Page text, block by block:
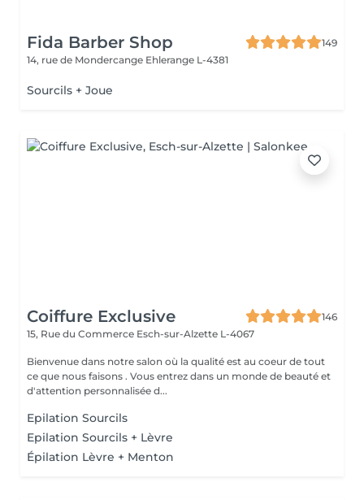
Fida Barber Shop
149
14, rue de Mondercange Ehlerange L-4381
Sourcils + Joue
Coiffure Exclusive
146
15, Rue du Commerce Esch-sur-Alzette L-4067
Bienvenue dans notre salon où la qualité est au coeur de tout
ce que nous faisons . Vous entrez dans un monde de beauté et
d'attention personnalisée d...
Epilation Sourcils
Epilation Sourcils + Lèvre
Épilation Lèvre + Menton